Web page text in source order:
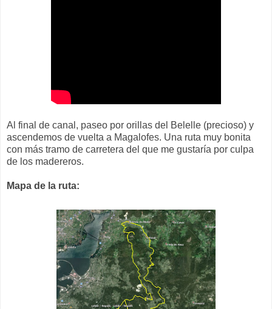
Al final de canal, paseo por orillas del Belelle (precioso) y
ascendemos de vuelta a Magalofes. Una ruta muy bonita
con más tramo de carretera del que me gustaría por culpa
de los madereros.
Mapa de la ruta: